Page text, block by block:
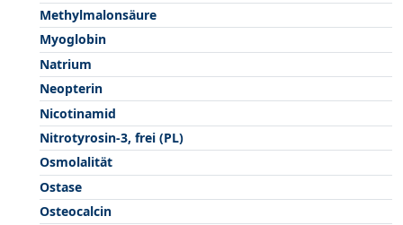
Methylmalonsäure
Myoglobin
Natrium
Neopterin
Nicotinamid
Nitrotyrosin-3, frei (PL)
Osmolalität
Ostase
Osteocalcin